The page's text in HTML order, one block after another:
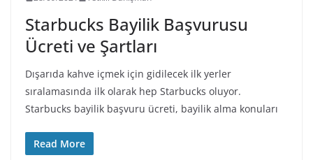
Starbucks Bayilik Başvurusu
Ücreti ve Şartları
Dışarıda kahve içmek için gidilecek ilk yerler
sıralamasında ilk olarak hep Starbucks oluyor.
Starbucks bayilik başvuru ücreti, bayilik alma konuları
Read More